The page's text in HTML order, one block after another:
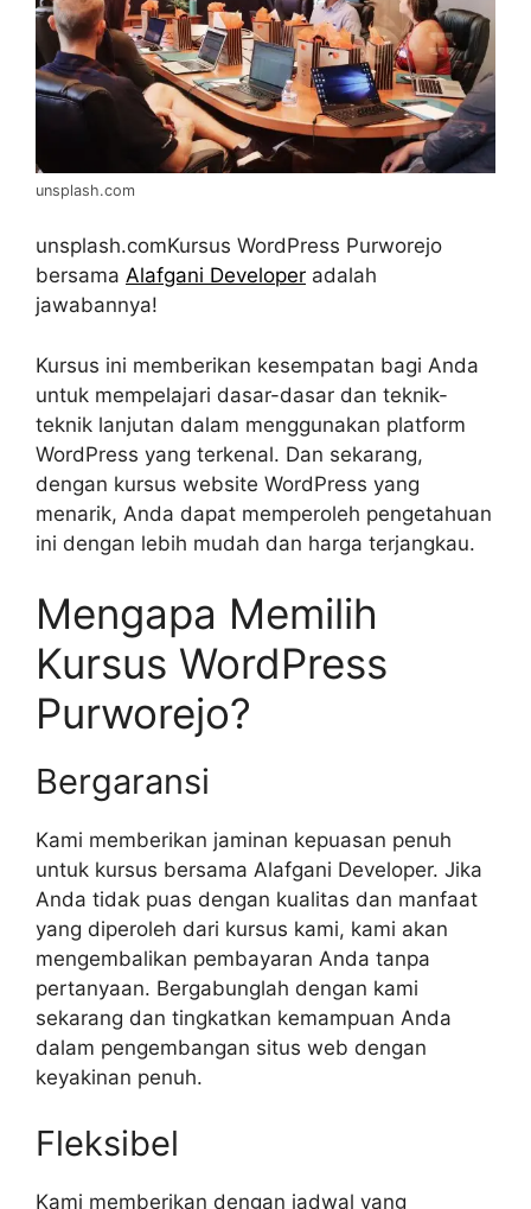
unsplash.com
unsplash.comKursus WordPress Purworejo
bersama Alafgani Developer adalah
jawabannya!
Kursus ini memberikan kesempatan bagi Anda
untuk mempelajari dasar-dasar dan teknik-
teknik lanjutan dalam menggunakan platform
WordPress yang terkenal. Dan sekarang,
dengan kursus website WordPress yang
menarik, Anda dapat memperoleh pengetahuan
ini dengan lebih mudah dan harga terjangkau.
Mengapa Memilih
Kursus WordPress
Purworejo?
Bergaransi
Kami memberikan jaminan kepuasan penuh
untuk kursus bersama Alafgani Developer. Jika
Anda tidak puas dengan kualitas dan manfaat
yang diperoleh dari kursus kami, kami akan
mengembalikan pembayaran Anda tanpa
pertanyaan. Bergabunglah dengan kami
sekarang dan tingkatkan kemampuan Anda
dalam pengembangan situs web dengan
keyakinan penuh.
Fleksibel
Kami memberikan dengan jadwal yang